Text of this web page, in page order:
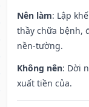
Nên làm: Lập
thầy chữa bệnh,
nền-tường.
Không nên: Dời
xuất tiền của.